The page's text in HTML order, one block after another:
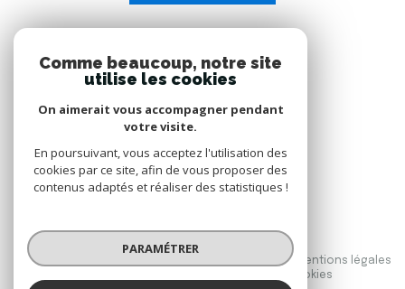
ADHÉRENTS
Mentions légales
Cookies
Comme beaucoup, notre site
utilise les cookies
On aimerait vous accompagner pendant
votre visite.
En poursuivant, vous acceptez l'utilisation des
cookies par ce site, afin de vous proposer des
contenus adaptés et réaliser des statistiques !
PARAMÉTRER